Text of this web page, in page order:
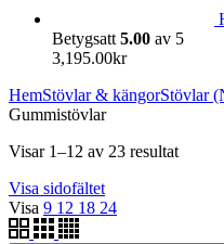
Betygsatt 5.00 av 5
3,195.00kr
HemStövlar & kängorStövlar
Gummistövlar
Visar 1–12 av 23 resultat
Visa sidofältet
Visa 9 12 18 24